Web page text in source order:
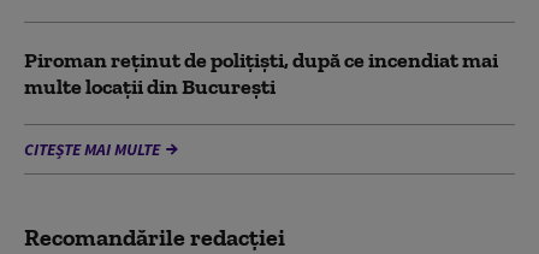
Piroman reţinut de poliţişti, după ce incendiat mai
multe locaţii din București
CITEȘTE MAI MULTE
Recomandările redacţiei